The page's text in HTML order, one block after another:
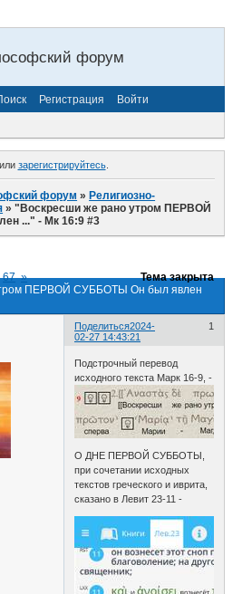
форум
Регистрация Войти
зарегистрируйтесь.
форум »Религиозно-
»"Воскресши же рано утром ПЕРВОЙ
..." - Мк 16:9 #3
ПЕРВОЙ СУББОТЫ Он был явлен
67 » Тема закрыта
Поделиться 1
2024-
02-27 14:43:21
Подстрочный перевод
исходного текста Марк 16-9, -
О ДНЕ ПЕРВОЙ СУББОТЫ,
при сочетании исходных
текстов греческого и иврита,
сказано в Левит 23-11 -